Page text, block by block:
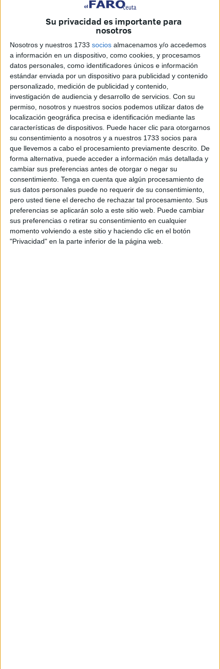
Su privacidad es importante para
nosotros
Nosotros y nuestros 1733 socios almacenamos y/o accedemos
a información en un dispositivo, como cookies, y procesamos
datos personales, como identificadores únicos e información
estándar enviada por un dispositivo para publicidad y contenido
personalizado, medición de publicidad y contenido,
investigación de audiencia y desarrollo de servicios. Con su
permiso, nosotros y nuestros socios podemos utilizar datos de
localización geográfica precisa e identificación mediante las
características de dispositivos. Puede hacer clic para otorgarnos
su consentimiento a nosotros y a nuestros 1733 socios para
que llevemos a cabo el procesamiento previamente descrito. De
forma alternativa, puede acceder a información más detallada y
cambiar sus preferencias antes de otorgar o negar su
consentimiento. Tenga en cuenta que algún procesamiento de
sus datos personales puede no requerir de su consentimiento,
pero usted tiene el derecho de rechazar tal procesamiento. Sus
preferencias se aplicarán solo a este sitio web. Puede cambiar
sus preferencias o retirar su consentimiento en cualquier
momento volviendo a este sitio y haciendo clic en el botón
"Privacidad" en la parte inferior de la página web.
entorno poco predecible quefrena la creación de nuevos
".
“Ceuta necesita un marco más ágil, moderno y adaptado a
su realidad. Si queremos recuperar el pulso económico y
crear empleo, debemos facilitar el trabajo de quienes
arriesgan, emprenden e invierten”, ha expresado la
Confederación de Empresario de Ceuta en nota de prensa.
"Eliminar trabas, ganar eficacia"
Una de las principales apuestas del plan es"reducir la
burocraciay mejorar la relación entre empresas y
administración pública".
Para ello, la CECE propone lacreación de una Comisión
de Eliminación de TrabasAdministrativas Local, que
serviría como "espacio permanente de diálogo y
coordinación con la Ciudad Autónoma". Su misión sería
"detectar cuellos de botella, unificar criterios y simplificar